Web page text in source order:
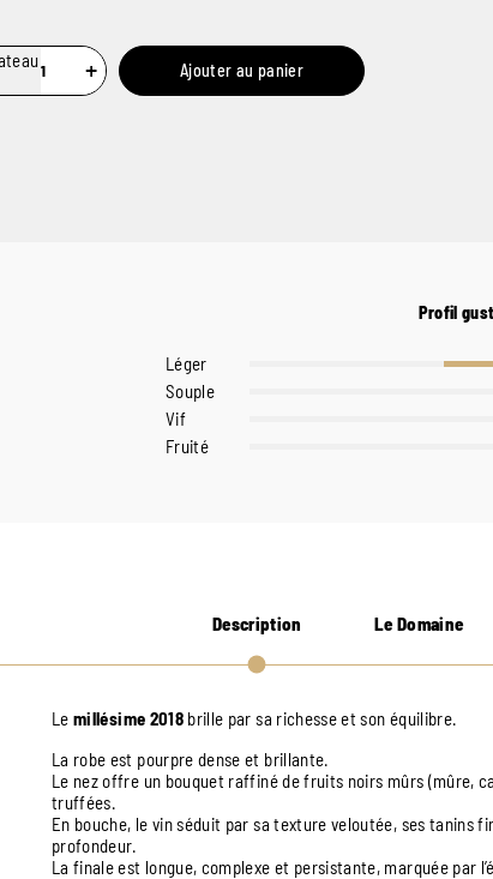
+ Ajouter au panier
Profil
Léger
Souple
Vif
Fruité
Description Le Domaine
Lemillésime 2018brille par sa richesse et son équilibre.
La robe est pourpre dense et brillante.
Le nez offre un bouquet raffiné de fruits noirs mûrs (mûre,
truffées.
En bouche, le vin séduit par sa texture veloutée, ses
profondeur.
La finale est longue, complexe et persistante, marquée par